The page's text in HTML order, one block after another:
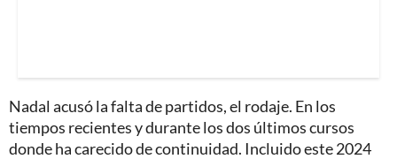
Nadal acusó la falta de partidos, el rodaje. En los
tiempos recientes y durante los dos últimos cursos
donde ha carecido de continuidad. Incluido este 2024